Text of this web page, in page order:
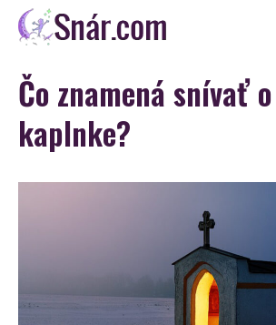
Skip
Snár
Čo znamená snívať o
kaplnke?